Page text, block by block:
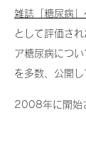
雑誌「糖尿病
として評価さ
ア糖尿病につ
を多数、公開し
2008年に開始